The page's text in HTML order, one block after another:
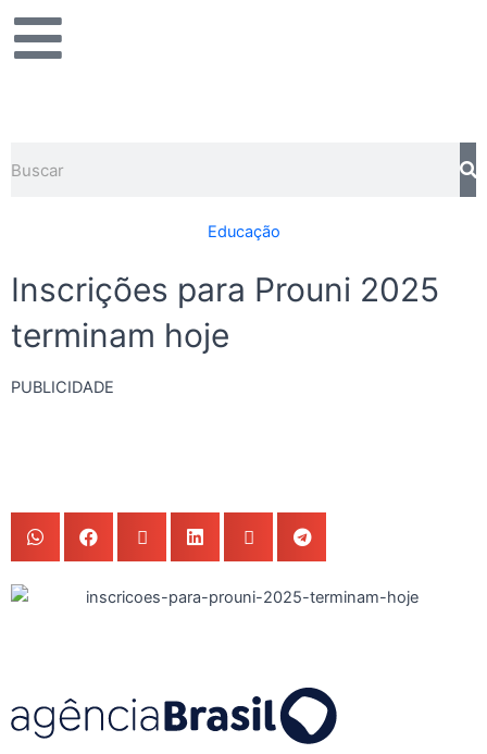
para
Educação
Inscrições para Prouni 2025
terminam hoje
PUBLICIDADE